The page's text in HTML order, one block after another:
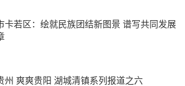
若区：绘就民族团结新图景 谱写共同发展
多彩贵州 爽爽贵阳 湖城清镇系列报道之六